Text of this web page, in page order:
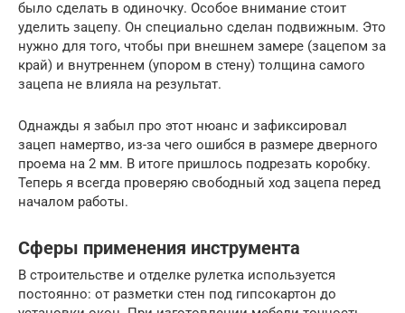
было сделать в одиночку. Особое внимание стоит
уделить зацепу. Он специально сделан подвижным. Это
нужно для того, чтобы при внешнем замере (зацепом за
край) и внутреннем (упором в стену) толщина самого
зацепа не влияла на результат.
Однажды я забыл про этот нюанс и зафиксировал
зацеп намертво, из-за чего ошибся в размере дверного
проема на 2 мм. В итоге пришлось подрезать коробку.
Теперь я всегда проверяю свободный ход зацепа перед
началом работы.
Сферы применения инструмента
В строительстве и отделке рулетка используется
постоянно: от разметки стен под гипсокартон до